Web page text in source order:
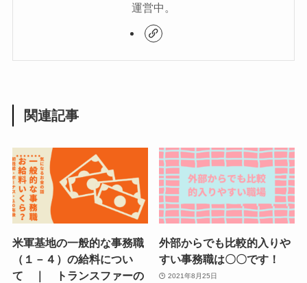
運営中。
関連記事
米軍基地の一般的な事務職
（１－４）の給料につい
て ｜ トランスファーの
外部からでも比較的入りや
すい事務職は〇〇です！
2021年8月25日